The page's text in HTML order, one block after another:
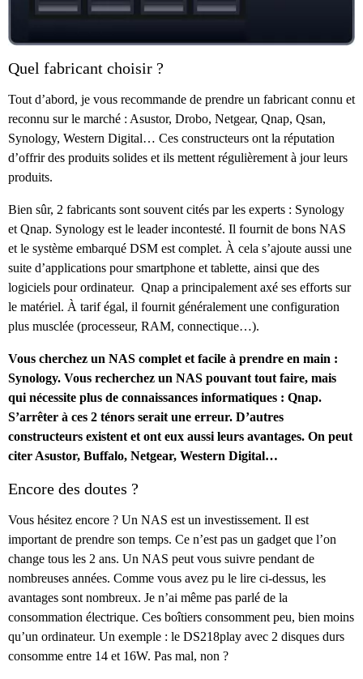
Quel fabricant choisir ?
Tout d’abord, je vous recommande de prendre un fabricant connu et
reconnu sur le marché : Asustor, Drobo, Netgear, Qnap, Qsan,
Synology, Western Digital… Ces constructeurs ont la réputation
d’offrir des produits solides et ils mettent régulièrement à jour leurs
produits.
Bien sûr, 2 fabricants sont souvent cités par les experts : Synology
et Qnap. Synology est le leader incontesté. Il fournit de bons NAS
et le système embarqué DSM est complet. À cela s’ajoute aussi une
suite d’applications pour smartphone et tablette, ainsi que des
logiciels pour ordinateur. Qnap a principalement axé ses efforts sur
le matériel. À tarif égal, il fournit généralement une configuration
plus musclée (processeur, RAM, connectique…).
Vous cherchez un NAS complet et facile à prendre en main :
Synology. Vous recherchez un NAS pouvant tout faire, mais
qui nécessite plus de connaissances informatiques : Qnap.
S’arrêter à ces 2 ténors serait une erreur. D’autres
constructeurs existent et ont eux aussi leurs avantages. On peut
citer Asustor, Buffalo, Netgear, Western Digital…
Encore des doutes ?
Vous hésitez encore ? Un NAS est un investissement. Il est
important de prendre son temps. Ce n’est pas un gadget que l’on
change tous les 2 ans. Un NAS peut vous suivre pendant de
nombreuses années. Comme vous avez pu le lire ci-dessus, les
avantages sont nombreux. Je n’ai même pas parlé de la
consommation électrique. Ces boîtiers consomment peu, bien moins
qu’un ordinateur. Un exemple : le DS218play avec 2 disques durs
consomme entre 14 et 16W. Pas mal, non ?